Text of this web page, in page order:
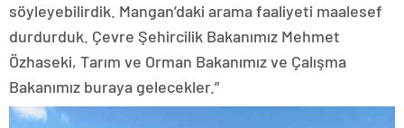
söyleyebilirdik. Mangan’daki arama faaliyeti maalesef
durdurduk. Çevre Şehircilik Bakanımız Mehmet
Özhaseki, Tarım ve Orman Bakanımız ve Çalışma
Bakanımız buraya gelecekler.”